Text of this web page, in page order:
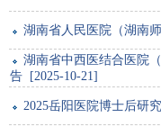
湖南省人民医院（湖南
湖南省中西医结合医院
告 [2025-10-21]
2025岳阳医院博士后研